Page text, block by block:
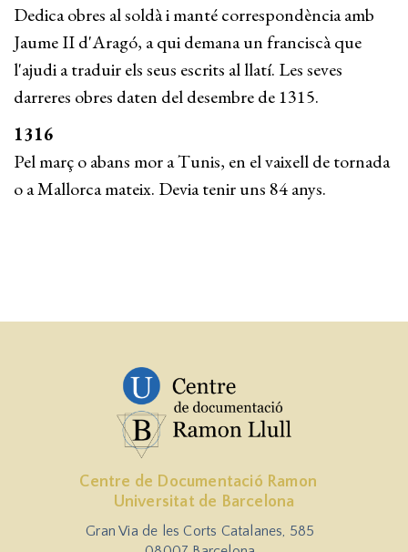
Dedica obres al soldà i manté correspon­dència amb
Jaume II d'Aragó, a qui demana un franciscà que
l'ajudi a traduir els seus escrits al llatí. Les seves
darreres obres daten del desembre de 1315.
1316
Pel març o abans mor a Tunis, en el vaixell de tornada
o a Mallorca mateix. Devia tenir uns 84 anys.
Centre de Documentació Ramon
Universitat de Barcelona
Gran Via de les Corts Catalanes, 585